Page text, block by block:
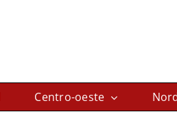
Centro-oeste